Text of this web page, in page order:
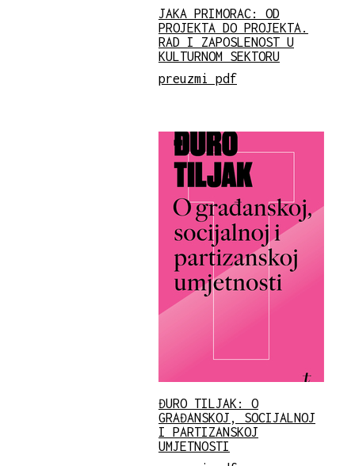
JAKA PRIMORAC: OD
PROJEKTA DO PROJEKTA.
RAD I ZAPOSLENOST U
KULTURNOM SEKTORU
preuzmi pdf
ĐURO TILJAK: O
GRAĐANSKOJ, SOCIJALNOJ
I PARTIZANSKOJ
UMJETNOSTI